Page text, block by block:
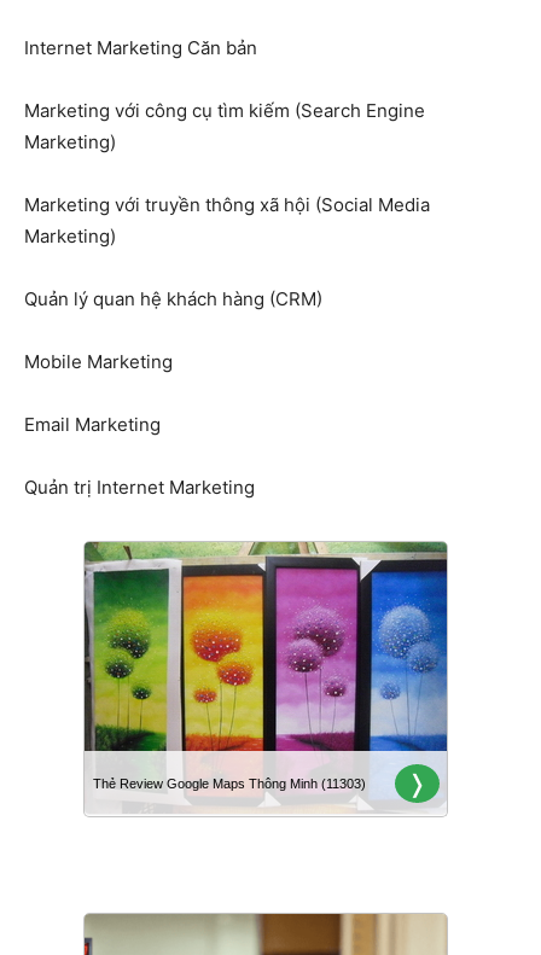
Internet Marketing Căn bản
Marketing với công cụ tìm kiếm (Search Engine
Marketing)
Marketing với truyền thông xã hội (Social Media
Marketing)
Quản lý quan hệ khách hàng (CRM)
Mobile Marketing
Email Marketing
Quản trị Internet Marketing